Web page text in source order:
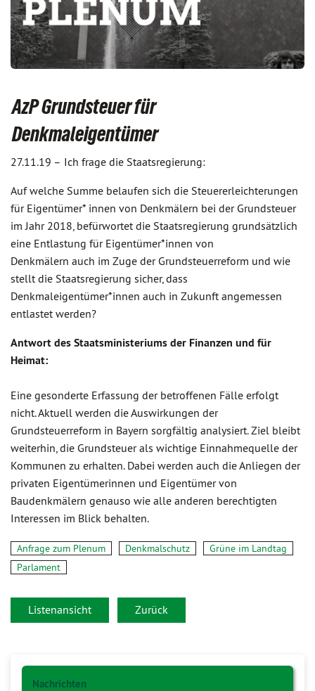
AzP Grundsteuer für
Denkmaleigentümer
27.11.19 – Ich frage die Staatsregierung:
Auf welche Summe belaufen sich die Steuererleichterungen
für Eigentümer* innen von Denkmälern bei der Grundsteuer
im Jahr 2018, befürwortet die Staatsregierung grundsätzlich
eine Entlastung für Eigentümer*innen von
Denkmälern auch im Zuge der Grundsteuerreform und wie
stellt die Staatsregierung sicher, dass
Denkmaleigentümer*innen auch in Zukunft angemessen
entlastet werden?
Antwort des Staatsministeriums der Finanzen und für
Heimat:
Eine gesonderte Erfassung der betroffenen Fälle erfolgt
nicht. Aktuell werden die Auswirkungen der
Grundsteuerreform in Bayern sorgfältig analysiert. Ziel bleibt
weiterhin, die Grundsteuer als wichtige Einnahmequelle der
Kommunen zu erhalten. Dabei werden auch die Anliegen der
privaten Eigentümerinnen und Eigentümer von
Baudenkmälern genauso wie alle anderen berechtigten
Interessen im Blick behalten.
Anfrage zum Plenum Denkmalschutz
Grüne im Landtag
Parlament
Listenansicht Zurück
Nachrichten